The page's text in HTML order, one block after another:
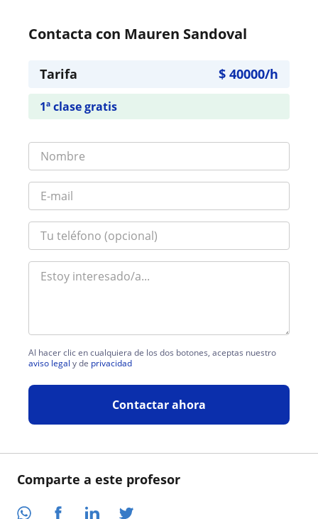
Comparte a este profesor
Contacta con Mauren Sandoval
Tarifa $ 40000/h
1ª clase gratis
Al hacer clic en cualquiera de los dos botones, aceptas nuestro
aviso legal y de privacidad
Contactar ahora